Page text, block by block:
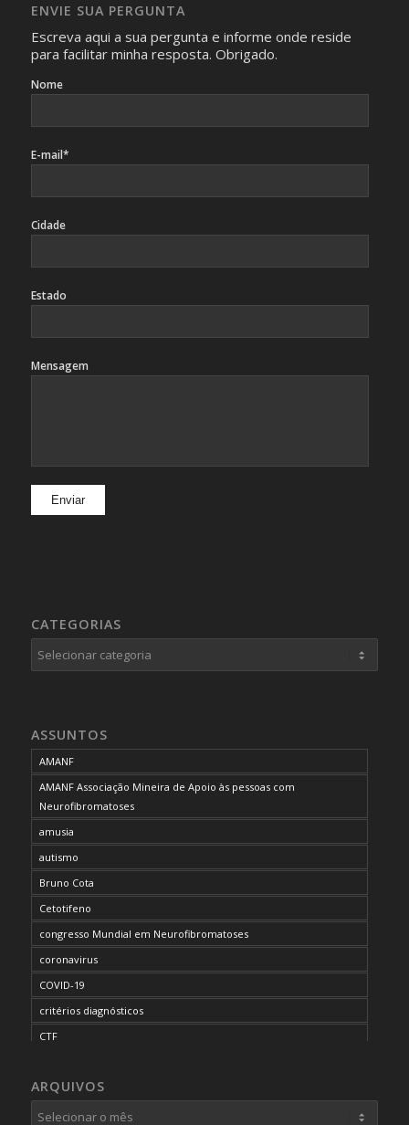
identificação da pessoa fotografada.
ENVIE SUA PERGUNTA
Escreva aqui a sua pergunta e informe onde reside
para facilitar minha resposta. Obrigado.
Nome
E-mail*
Cidade
Estado
Mensagem
CATEGORIAS
Categorias
ASSUNTOS
AMANF
AMANF Associação Mineira de Apoio às pessoas com
Neurofibromatoses
amusia
autismo
Bruno Cota
Cetotifeno
congresso Mundial em Neurofibromatoses
coronavirus
COVID-19
critérios diagnósticos
CTF
desordem do processamento auditivo
diagnóstico
ARQUIVOS